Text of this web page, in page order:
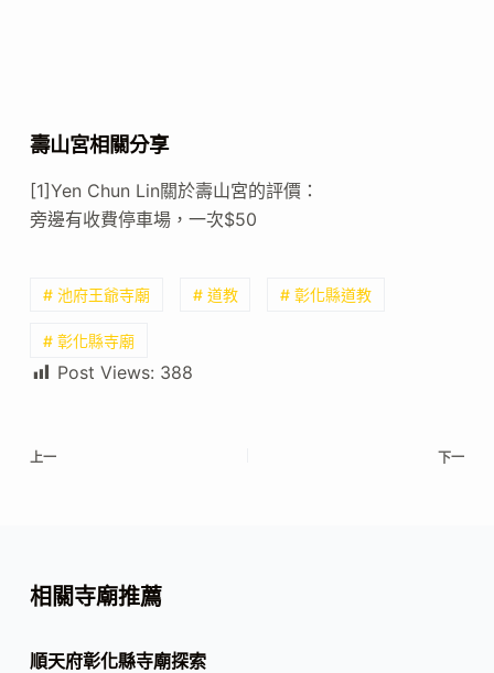
壽山宮相關分享
[1]Yen Chun Lin關於壽山宮的評價：
旁邊有收費停車場，一次$50
# 池府王爺寺廟 # 道教 # 彰化縣道教
# 彰化縣寺廟
Post Views: 388
上一 下一
相關寺廟推薦
順天府彰化縣寺廟探索